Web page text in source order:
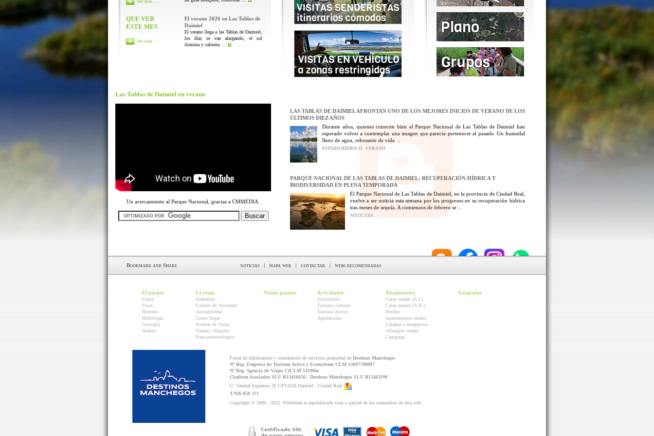
Ver más ...
QUE VER
ESTE MES
El verano 2026 en Las Tablas de
Daimiel
El verano llega a las Tablas de Daimiel,
los días se van alargando, el sol
ilumina y calienta ...
Ver más ...
Las Tablas de Daimiel en verano
Un acercamiento al Parque Nacional, gracias a CMMEDIA.
LAS TABLAS DE DAIMIEL AFRONTAN UNO DE LOS MEJORES INICIOS DE VERANO DE LOS
ÚLTIMOS DIEZ AÑOS
Durante años, quienes conocen bien el Parque Nacional de Las Tablas de Daimiel han
esperado volver a contemplar una imagen que parecía pertenecer al pasado. Un humedal
lleno de agua, rebosante de vida ...
ESTADO HIDRICO - VERANO
PARQUE NACIONAL DE LAS TABLAS DE DAIMIEL: RECUPERACIÓN HÍDRICA Y
BIODIVERSIDAD EN PLENA TEMPORADA
El Parque Nacional de Las Tablas de Daimiel, en la provincia de Ciudad Real,
vuelve a ser noticia esta semana por los progresos en su recuperación hídrica
tras meses de sequía. A comienzos de febrero se ...
NOTICIAS
noticias | mapa web | contactar | webs recomendadas
El parque
Fauna
Flora
Historia
Hidrología
Geología
Audios
La visita
Itinerarios
Centros de Visitantes
Accesibilidad
Como llegar
Normas de Visita
Tienda / Alquiler
Parte meteorológico
Visitas guiadas Actividades
Ecoturismo
Turismo cultural
Turismo Activo
Agroturismo
Alojamientos
Casas rurales (A.I.)
Casas rurales (A.H.)
Hoteles
Apartamentos rurales
Cabañas o bungalows
Albergues rurales
Campings
Escapadas
Portal de información y contratación de servicios propiedad de Destinos Manchegos
Nº Reg. Empresa de Turismo Activo y Ecoturismo CLM 13697700007
Nº Reg. Agencia de Viajes CICLM 13199m
Cladium Asociados SLU B13416656 - Destinos Manchegos SLU B13461199
C/ General Espartero 26 CP13250 Daimiel - Ciudad Real
T.926 850 371
Copyright © 2000 - 2022. Prohibida la reproducción total o parcial de los contendios de esta web.